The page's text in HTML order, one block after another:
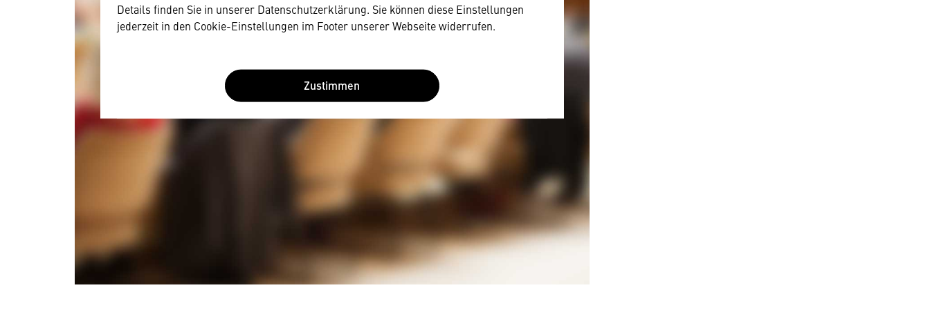
Details finden Sie in unserer Datenschutzerklärung. Sie können diese Einstellungen
jederzeit in den Cookie-Einstellungen im Footer unserer Webseite widerrufen.
Zustimmen